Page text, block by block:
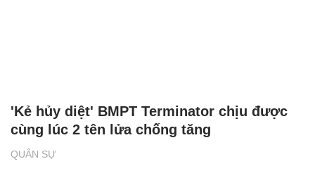
QUÂN SỰ
'Kẻ hủy diệt' BMPT Terminator chịu được
cùng lúc 2 tên lửa chống tăng